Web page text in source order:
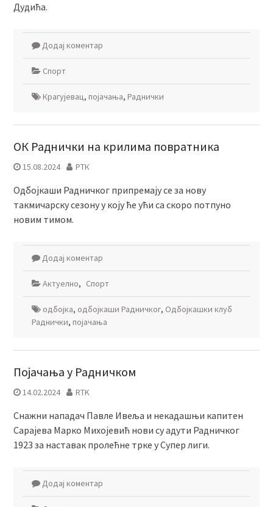
Дудића.
Додај коментар
Спорт
Крагујевац, појачања, Раднички
ОК Раднички на крилима повратника
15.08.2024 РТК
Одбојкаши Радничког припремају се за нову
такмичарску сезону у коју ће ући са скоро потпуно
новим тимом.
Додај коментар
Актуелно, Спорт
одбојка, одбојкаши Радничког, Одбојкашки клуб
Раднички, појачања
Појачања у Радничком
14.02.2024 RTK
Снажни нападач Павле Ивеља и некадашњи капитен
Сарајева Марко Михојевић нови су адути Радничког
1923 за наставак пролећне трке у Супер лиги.
Додај коментар